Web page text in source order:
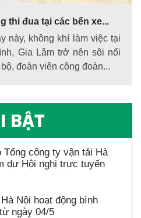
thi đua tại các bến xe...
này, không khí làm việc tại
Gia Lâm trở nên sôi nổi
đoàn viên công đoàn...
BẬT
Tổng công ty vận tải Hà
dự Hội nghị trực tuyến
Nội hoạt động bình
ngày 04/5